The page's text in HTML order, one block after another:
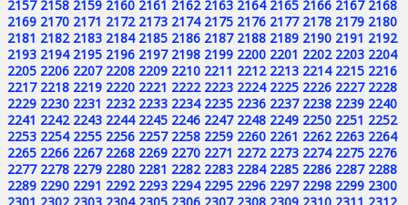
2157 2158 2159 2160 2161 2162 2163 2164 2165 2166 2167 2168
2169 2170 2171 2172 2173 2174 2175 2176 2177 2178 2179 2180
2181 2182 2183 2184 2185 2186 2187 2188 2189 2190 2191 2192
2193 2194 2195 2196 2197 2198 2199 2200 2201 2202 2203 2204
2205 2206 2207 2208 2209 2210 2211 2212 2213 2214 2215 2216
2217 2218 2219 2220 2221 2222 2223 2224 2225 2226 2227 2228
2229 2230 2231 2232 2233 2234 2235 2236 2237 2238 2239 2240
2241 2242 2243 2244 2245 2246 2247 2248 2249 2250 2251 2252
2253 2254 2255 2256 2257 2258 2259 2260 2261 2262 2263 2264
2265 2266 2267 2268 2269 2270 2271 2272 2273 2274 2275 2276
2277 2278 2279 2280 2281 2282 2283 2284 2285 2286 2287 2288
2289 2290 2291 2292 2293 2294 2295 2296 2297 2298 2299 2300